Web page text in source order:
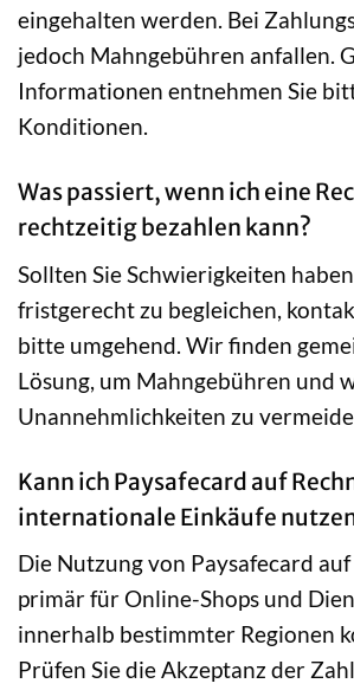
eingehalten werden. Bei
jedoch Mahngebühren anfallen.
Informationen entnehmen Sie
Konditionen.
Was passiert, wenn ich eine
rechtzeitig bezahlen kann?
Sollten Sie Schwierigkeiten
fristgerecht zu begleichen,
bitte umgehend. Wir finden
Lösung, um Mahngebühren und
Unannehmlichkeiten zu
Kann ich Paysafecard auf
internationale Einkäufe
Die Nutzung von Paysafecard
primär für Online-Shops und
innerhalb bestimmter Regionen
Prüfen Sie die Akzeptanz der